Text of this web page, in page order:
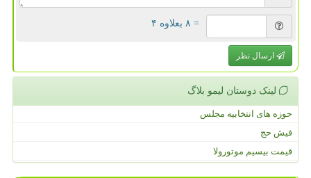
= ۸ بعلاوه ۴
ارسال نظر
لینک دوستان لیمو بلاگ
حوزه های انتخابیه مجلس
فیش حج
قیمت بیسیم موتورولا